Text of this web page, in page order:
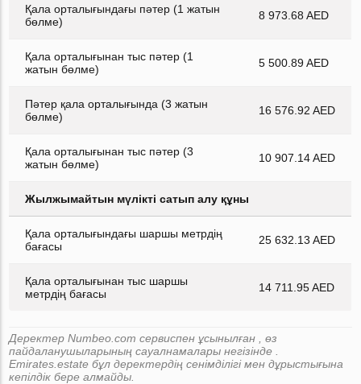
Қала орталығындағы пәтер (1 жатын
бөлме)
8 973.68 AED
Қала орталығынан тыс пәтер (1
жатын бөлме)
5 500.89 AED
Пәтер қала орталығында (3 жатын
бөлме)
16 576.92 AED
Қала орталығынан тыс пәтер (3
жатын бөлме)
10 907.14 AED
Жылжымайтын мүлікті сатып алу құны
Қала орталығындағы шаршы метрдің
бағасы
25 632.13 AED
Қала орталығынан тыс шаршы
метрдің бағасы
14 711.95 AED
Деректер Numbeo.com сервиспен ұсынылған , өз
пайдаланушыларының сауалнамалары негізінде .
Emirates.estate бұл деректердің сенімділігі мен дұрыстығына
кепілдік бере алмайды.